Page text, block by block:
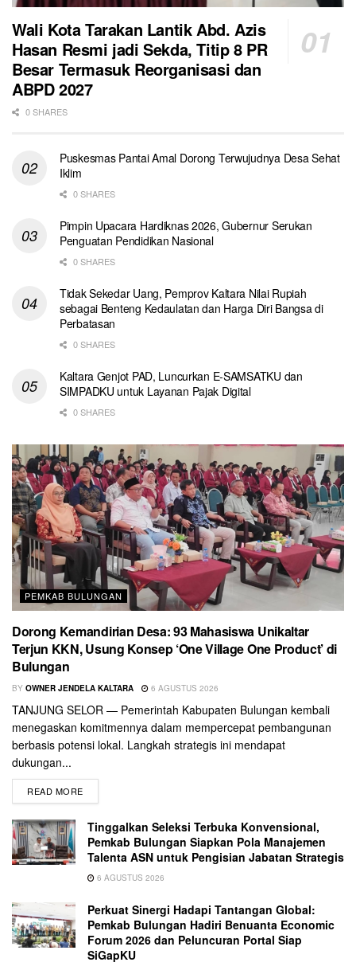
Wali Kota Tarakan Lantik Abd. Azis
Hasan Resmi jadi Sekda, Titip 8 PR
Besar Termasuk Reorganisasi dan
ABPD 2027
0 SHARES
Puskesmas Pantai Amal Dorong Terwujudnya Desa Sehat
Iklim
0 SHARES
Pimpin Upacara Hardiknas 2026, Gubernur Serukan
Penguatan Pendidikan Nasional
0 SHARES
Tidak Sekedar Uang, Pemprov Kaltara Nilai Rupiah
sebagai Benteng Kedaulatan dan Harga Diri Bangsa di
Perbatasan
0 SHARES
Kaltara Genjot PAD, Luncurkan E-SAMSATKU dan
SIMPADKU untuk Layanan Pajak Digital
0 SHARES
PEMKAB BULUNGAN
Dorong Kemandirian Desa: 93 Mahasiswa Unikaltar
Terjun KKN, Usung Konsep ‘One Village One Product’ di
Bulungan
BY OWNER JENDELA KALTARA 6 AGUSTUS 2026
TANJUNG SELOR — Pemerintah Kabupaten Bulungan kembali
menegaskan komitmennya dalam mempercepat pembangunan
berbasis potensi lokal. Langkah strategis ini mendapat
dukungan...
READ MORE
Tinggalkan Seleksi Terbuka Konvensional,
Pemkab Bulungan Siapkan Pola Manajemen
Talenta ASN untuk Pengisian Jabatan Strategis
6 AGUSTUS 2026
Perkuat Sinergi Hadapi Tantangan Global:
Pemkab Bulungan Hadiri Benuanta Economic
Forum 2026 dan Peluncuran Portal Siap
SiGapKU